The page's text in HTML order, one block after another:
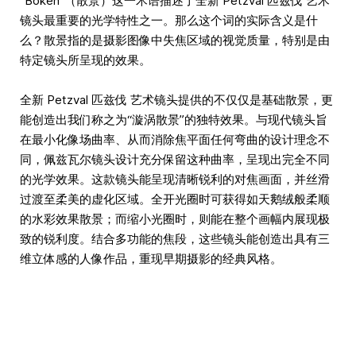
镜头最重要的光学特性之一。那么这个词的实际含义是什
么？散景指的是摄影图像中失焦区域的视觉质量，特别是由
特定镜头所呈现的效果。
全新 Petzval 匹兹伐 艺术镜头提供的不仅仅是基础散景，更
能创造出我们称之为“漩涡散景”的独特效果。与现代镜头旨
在最小化像场曲率、从而消除焦平面任何弯曲的设计理念不
同，佩兹瓦尔镜头设计充分保留这种曲率，呈现出完全不同
的光学效果。这款镜头能呈现清晰锐利的对焦画面，并丝滑
过渡至柔美的虚化区域。全开光圈时可获得如天鹅绒般柔顺
的水彩效果散景；而缩小光圈时，则能在整个画幅内展现极
致的锐利度。结合多功能的焦段，这些镜头能创造出具有三
维立体感的人像作品，重现早期摄影的经典风格。